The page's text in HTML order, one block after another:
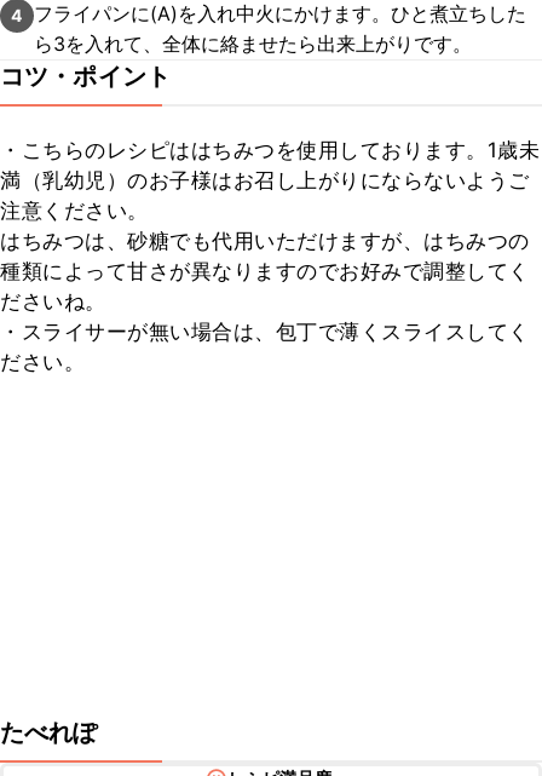
4
フライパンに(A)を入れ中火にかけます。ひと煮立ちした
ら3を入れて、全体に絡ませたら出来上がりです。
コツ・ポイント
・こちらのレシピははちみつを使用しております。1歳未
満（乳幼児）のお子様はお召し上がりにならないようご
注意ください。
はちみつは、砂糖でも代用いただけますが、はちみつの
種類によって甘さが異なりますのでお好みで調整してく
ださいね。
・スライサーが無い場合は、包丁で薄くスライスしてく
ださい。
たべれぽ